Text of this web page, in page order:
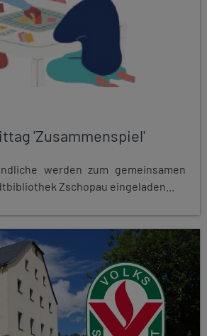
'Zusammenspiel'
werden zum gemeinsamen
Zschopau eingeladen...